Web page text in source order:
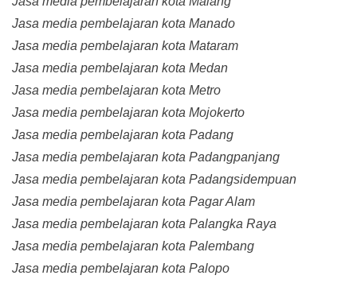
Jasa media pembelajaran kota Manado
Jasa media pembelajaran kota Mataram
Jasa media pembelajaran kota Medan
Jasa media pembelajaran kota Metro
Jasa media pembelajaran kota Mojokerto
Jasa media pembelajaran kota Padang
Jasa media pembelajaran kota Padangpanjang
Jasa media pembelajaran kota Padangsidempuan
Jasa media pembelajaran kota Pagar Alam
Jasa media pembelajaran kota Palangka Raya
Jasa media pembelajaran kota Palembang
Jasa media pembelajaran kota Palopo